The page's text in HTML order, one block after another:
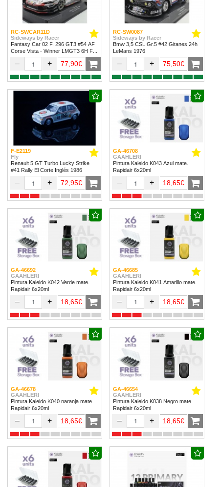
RC-SWCAR11D
Sideways by Racer
Fantasy Car 02 F. 296 GT3 #54 AF
Corse Vista - Winner LMGT3 6H Fuji
– + 77,90€
RC-SW0087
Sideways by Racer
Bmw 3,5 CSL Gr.5 #42 Gitanes 24h
LeMans 1976
– + 75,50€
F-E2119
Fly
Renault 5 GT Turbo Lucky Strike
#41 Rally El Corte Inglés 1986
– + 72,95€
GA-46708
GAAHLERI
Pintura Kaleido K043 Azul mate.
Rapidair 6x20ml
– + 18,65€
GA-46692
GAAHLERI
Pintura Kaleido K042 Verde mate.
Rapidair 6x20ml
– + 18,65€
GA-46685
GAAHLERI
Pintura Kaleido K041 Amarillo mate.
Rapidair 6x20ml
– + 18,65€
GA-46678
GAAHLERI
Pintura Kaleido K040 naranja mate.
Rapidair 6x20ml
– + 18,65€
GA-46654
GAAHLERI
Pintura Kaleido K038 Negro mate.
Rapidair 6x20ml
– + 18,65€